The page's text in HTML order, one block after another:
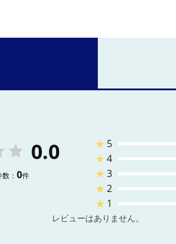
0.0
： 0件
★ 5
★4
★3
★2
★ 1
レビューはありません。